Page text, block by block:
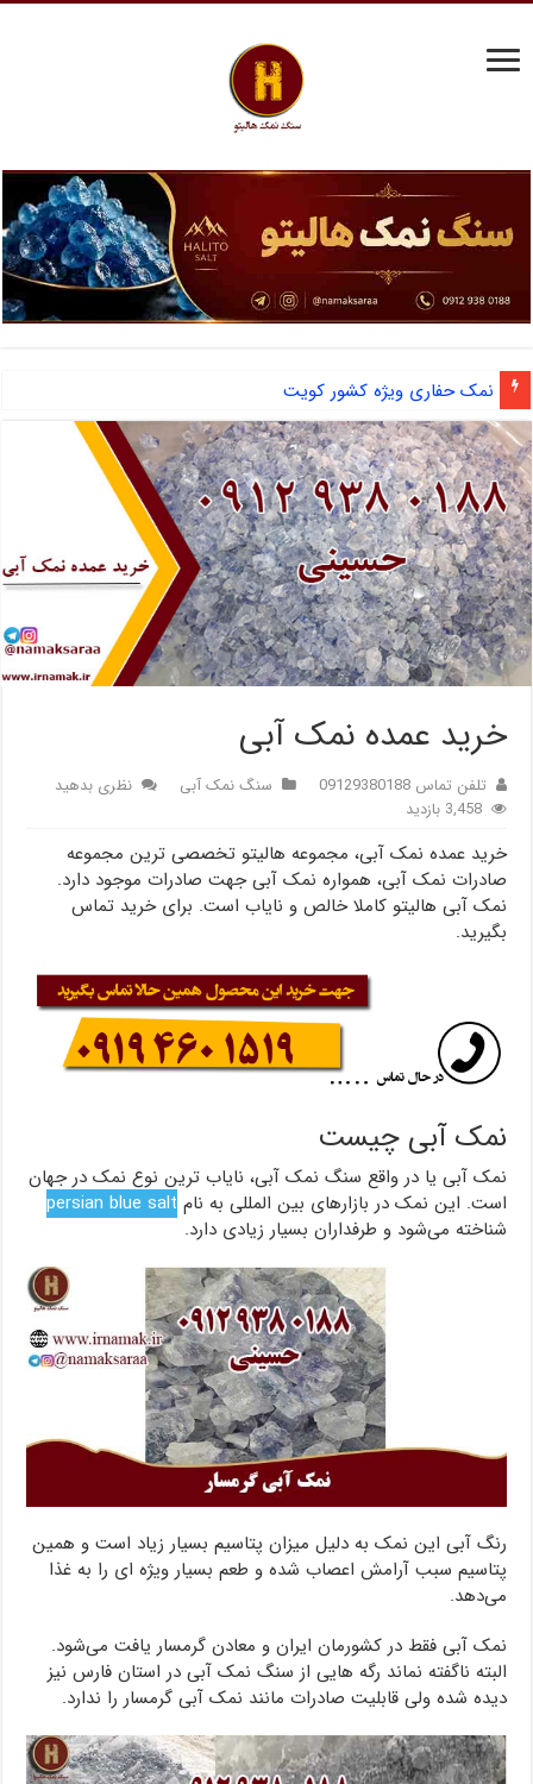
نمک حفاری ویژه کشور کویت
خرید عمده نمک آبی
تلفن تماس 09129380188 سنگ نمک آبی
نظری بدهید
3,458 بازدید
خرید عمده نمک آبی، مجموعه هالیتو تخصصی ترین مجموعه
صادرات نمک آبی، همواره نمک آبی جهت صادرات موجود دارد.
نمک آبی هالیتو کاملا خالص و نایاب است. برای خرید تماس
بگیرید.
نمک آبی چیست
نمک آبی یا در واقع سنگ نمک آبی، نایاب ترین نوع نمک در جهان
است. این نمک در بازارهای بین المللی به نام persian blue salt
شناخته می‌شود و طرفداران بسیار زیادی دارد.
رنگ آبی این نمک به دلیل میزان پتاسیم بسیار زیاد است و همین
پتاسیم سبب آرامش اعصاب شده و طعم بسیار ویژه ای را به غذا
می‌دهد.
نمک آبی فقط در کشورمان ایران و معادن گرمسار یافت می‌شود.
البته ناگفته نماند رگه هایی از سنگ نمک آبی در استان فارس نیز
دیده شده ولی قابلیت صادرات مانند نمک آبی گرمسار را ندارد.